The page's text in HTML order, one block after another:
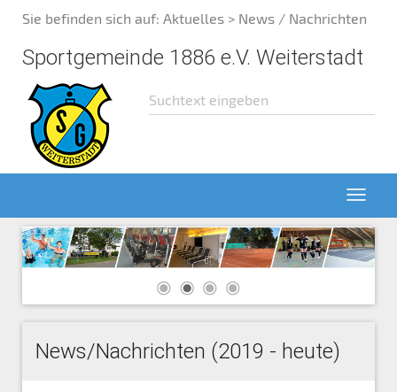
Sie befinden sich auf: Aktuelles > News / Nachrichten
Sportgemeinde 1886 e.V. Weiterstadt
News/Nachrichten (2019 - heute)